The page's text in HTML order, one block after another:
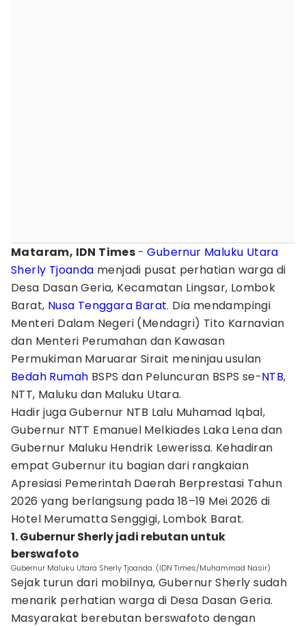
Mataram, IDN Times -Gubernur Maluku Utara
Sherly Tjoanda menjadi pusat perhatian warga di
Desa Dasan Geria, Kecamatan Lingsar, Lombok
Barat, Nusa Tenggara Barat. Dia mendampingi
Menteri Dalam Negeri (Mendagri) Tito Karnavian
dan Menteri Perumahan dan Kawasan
Permukiman Maruarar Sirait meninjau usulan
Bedah Rumah BSPS dan Peluncuran BSPS se-NTB,
NTT, Maluku dan Maluku Utara.
Hadir juga Gubernur NTB Lalu Muhamad Iqbal,
Gubernur NTT Emanuel Melkiades Laka Lena dan
Gubernur Maluku Hendrik Lewerissa. Kehadiran
empat Gubernur itu bagian dari rangkaian
Apresiasi Pemerintah Daerah Berprestasi Tahun
2026 yang berlangsung pada 18–19 Mei 2026 di
Hotel Merumatta Senggigi, Lombok Barat.
1. Gubernur Sherly jadi rebutan untuk
berswafoto
Gubernur Maluku Utara Sherly Tjoanda. (IDN Times/Muhammad Nasir)
Sejak turun dari mobilnya, Gubernur Sherly sudah
menarik perhatian warga di Desa Dasan Geria.
Masyarakat berebutan berswafoto dengan